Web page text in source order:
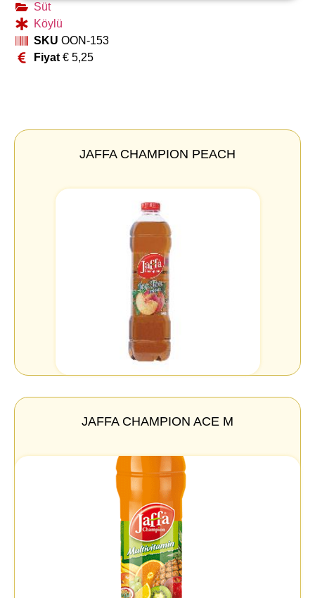
Süt
Köylü
SKU OON-153
Fiyat €5,25
JAFFA CHAMPION PEACH
JAFFA CHAMPION ACE M